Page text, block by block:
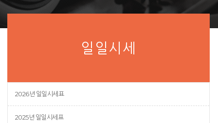
일일시세
2026년 일일시세표
2025년 일일시세표